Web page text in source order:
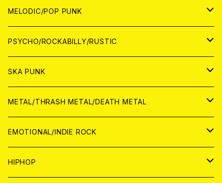
アナログ
CD
WORLD
アナログ
CD
MELODIC/POP PUNK
JAPAN
CD
ANALOG
WORLD
CD
ANALOG
PSYCHO/ROCKABILLY/RUSTIC
JAPAN
CD
ANALOG
WORLD
CD
ANALOG
SKA PUNK
JAPAN
CD
ANALOG
WORLD
CD
METAL/THRASH METAL/DEATH METAL
JAPAN
CD
WORLD
EMOTIONAL/INDIE ROCK
JAPAN
HIPHOP